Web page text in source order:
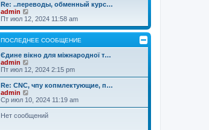
Re: ..переводы, обменный курс…
admin
е
р
е
й
т
и
п
о
с
л
е
д
е
Пт июл 12, 2024 11:58 am
ПОСЛЕДНЕЕ СООБЩЕНИЕ
Єдине вікно для міжнародної т…
admin
е
р
е
й
т
и
п
Пт июл 12, 2024 2:15 pm
Re: CNC, чпу копмлектующие, п…
admin
е
р
е
Ср июл 10, 2024 11:19 am
Нет сообщений